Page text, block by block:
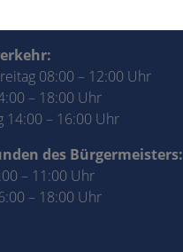
08:00 – 12:00 Uhr
– 18:00 Uhr
14:00 – 16:00 Uhr
des Bürgermeisters:
– 11:00 Uhr
– 18:00 Uhr